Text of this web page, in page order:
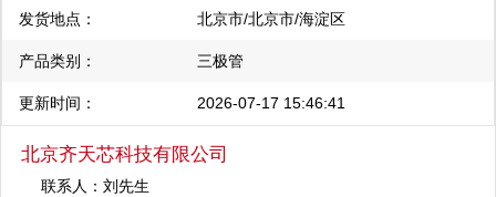
发货地点： 北京市/北京市/海淀区
产品类别： 三极管
更新时间： 2026-07-17 15:46:41
北京齐天芯科技有限公司
联系人：刘先生